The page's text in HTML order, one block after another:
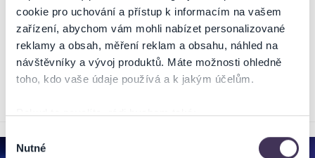
cookie pro uchování a přístup k informacím na vašem
zařízení, abychom vám mohli nabízet personalizované
reklamy a obsah, měření reklam a obsahu, náhled na
návštěvníky a vývoj produktů. Máte možnosti ohledně
toho, kdo vaše údaje používá a k jakým účelům.
Pokud to povolíte, rádi bychom také:
které mohou být přesné na několik metrů
souhlasu
Nutné
SUMMER MUSIC
6.9.2026